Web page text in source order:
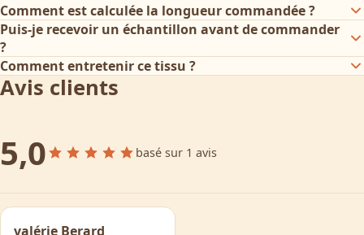
Comment est calculée la longueur commandée ?
Puis-je recevoir un échantillon avant de commander
?
Comment entretenir ce tissu ?
Avis clients
5,0 basé sur 1 avis
valérie Berard